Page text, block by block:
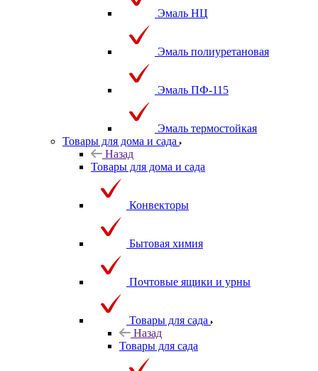
Эмаль НЦ
Эмаль полиуретановая
Эмаль ПФ-115
Эмаль термостойкая
Товары для дома и сада
Назад
Товары для дома и сада
Конвекторы
Бытовая химия
Почтовые ящики и урны
Товары для сада
Назад
Товары для сада